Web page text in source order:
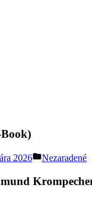
2026
Posted
Nezaradené